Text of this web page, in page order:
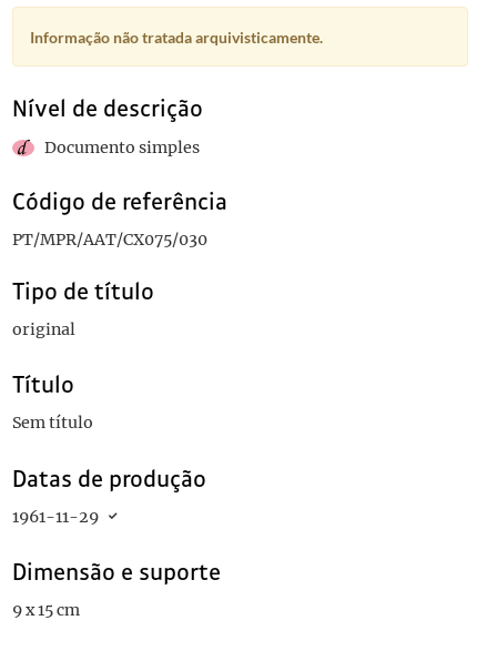
Informação não tratada arquivisticamente.
Nível de descrição
Documento simples
Código de referência
PT/MPR/AAT/CX075/030
Tipo de título
original
Título
Sem título
Datas de produção
1961-11-29
Dimensão e suporte
9 x 15 cm